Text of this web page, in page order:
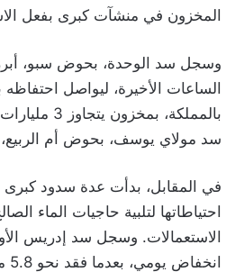
المخزون في منشآت كبرى بفعل
وسجل سد الوحدة، بحوض سبو،
الساعات الأخيرة، ليواصل
بالمملكة،
سد مولاي يوسف، بحوض أم الربيع،
في المقابل، بدأت عدة سدود
احتياطاتها لتلبية حاجيات الماء
الاستعمالات. وسجل سد إدريس